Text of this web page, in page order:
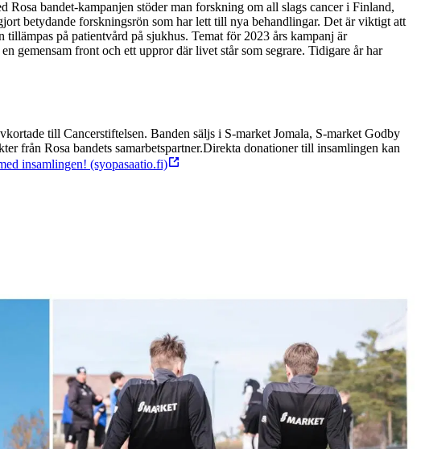
Rosa bandet-kampanjen stöder man forskning om all slags cancer i Finland,
betydande forskningsrön som har lett till nya behandlingar. Det är viktigt att
på patientvård på sjukhus. Temat för 2023 års kampanj är
gemensam front och ett uppror där livet står som segrare. Tidigare år har
till Cancerstiftelsen. Banden säljs i S-market Jomala, S-market Godby
från Rosa bandets samarbetspartner.Direkta donationer till insamlingen kan
insamlingen! (syopasaatio.fi)